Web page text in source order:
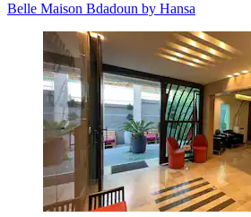
Belle Maison Bdadoun by Hansa